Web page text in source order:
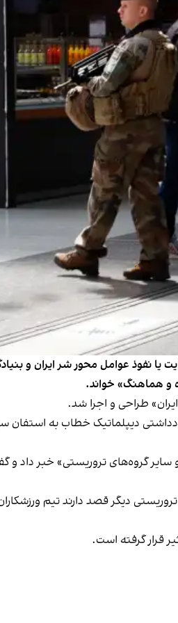
یا نفوذ عوامل محور شر ایران و
و هماهنگ» خواند.
طراحی و اجرا شد.
مرداد (۲۶ ژوییه)، یادداشتی دیپلماتیک
سایر گروه‌های تروریستی»خبر داد و
دیگر قصد دارند تیم